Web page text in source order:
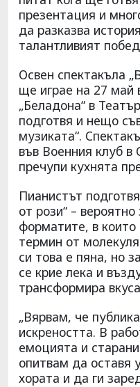
презентация и
да разказва
талантливият
Освен спектакъла
ще играе на 27 май
„Беладона“ в
подготвя и нещо
музиката“.
във Военния клуб в
пречупи кухнята
Пианистът
от рози“ –
форматите, в които
термин от
си това е пяна, но
се крие лека и
трансформира
„Вярвам, че
искреността. В
емоцията и
опитвам да оставя
хората и да ги